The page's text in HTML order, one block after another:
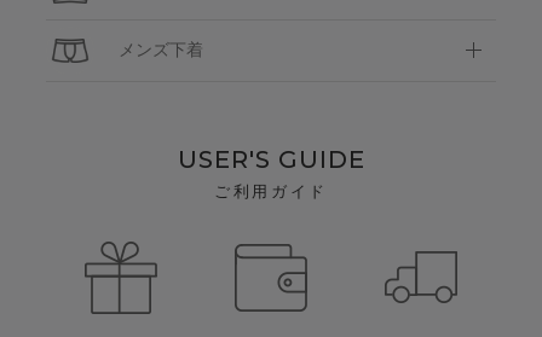
メンズ下着
USER'S GUIDE
ご利用ガイド